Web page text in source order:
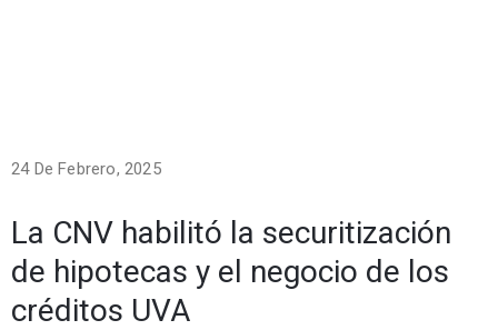
24 De Febrero, 2025
La CNV habilitó la securitización
de hipotecas y el negocio de los
créditos UVA